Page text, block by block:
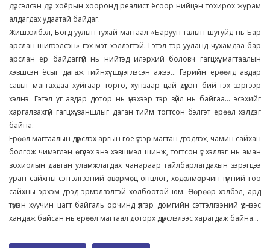
дүрсэлсэн дүр хоёрын хооронд реалист ёсоор нийцэн тохирох журам
алдагдах удаатай байдаг.
Жишээлбэл, Богд уулын тухай магтаал «Баруун талын шугуйд нь Бар
арслан шивээлсэн» гэх мэт хэллэгтэй. Гэтэл тэр ууланд чухамдаа бар
арслан ер байдаггүй нь нийтэд илэрхий боловч гагцхүү магтаалын
хэвшсэн ёсыг дагаж тийнхүү шүлэглэсэн ажээ... Гэрийн ерөөлд авдар
савыг магтахдаа хуйгаар торго, хунзаар цай дүүрэн бий гэх зэргээр
хэлнэ. Гэтэл уг авдар дотор нь үнэхээр тэр зүйл нь байгаа... эсэхийг
харгалзахгүй гагцхүү заншлыг даган тийм тогтсон бэлгэт ерөөл хэлдэг
байна.
Ерөөл магтаалын дүрслэх аргын гоё үгээр магтан дээдлэх, чамин сайхан
болгож чимэглэн өгүүлэх энэ хэвшмэл шинж, тогтсон үг хэллэг нь аман
зохиолын давтан уламжлагдах чанараар тайлбарлагдахын зэрэгцээ
уран сайхны сэтгэлгээний өвөрмөц онцлог, хөдөлмөрчин түмний гоо
сайхны эрхэм дээд эрмэлзэлтэй холбоотой юм. Өөрөөр хэлбэл, ард
түмэн хуучин цагт байгаль орчинд үлгэр домгийн сэтгэлгээний үүднээс
хандаж байсан нь ерөөл магтаал доторх дүрслэлээс харагдаж байна...